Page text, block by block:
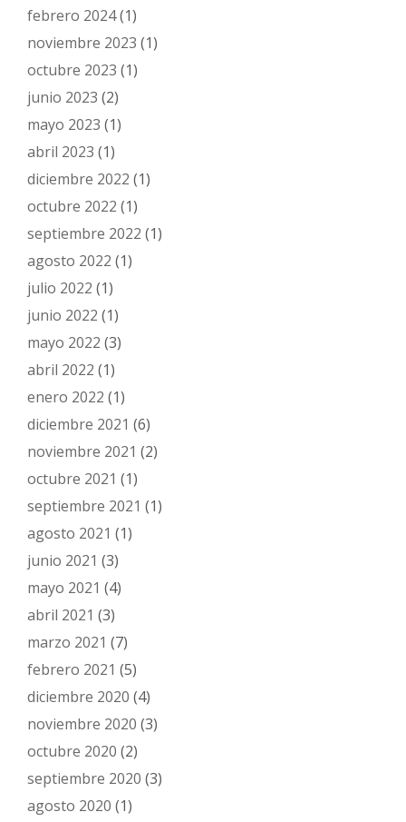
febrero 2024(1)
noviembre 2023 (1)
octubre 2023 (1)
junio 2023 (2)
mayo 2023 (1)
abril 2023 (1)
diciembre 2022 (1)
octubre 2022 (1)
septiembre 2022 (1)
agosto 2022 (1)
julio 2022 (1)
junio 2022 (1)
mayo 2022 (3)
abril 2022 (1)
enero 2022 (1)
diciembre 2021 (6)
noviembre 2021 (2)
octubre 2021 (1)
septiembre 2021 (1)
agosto 2021 (1)
junio 2021 (3)
mayo 2021 (4)
abril 2021 (3)
marzo 2021 (7)
febrero 2021 (5)
diciembre 2020 (4)
noviembre 2020 (3)
octubre 2020 (2)
septiembre 2020 (3)
agosto 2020 (1)